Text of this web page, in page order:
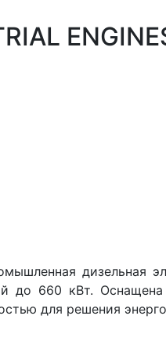
дизельная
до 660 кВт. Оснащена
для решения